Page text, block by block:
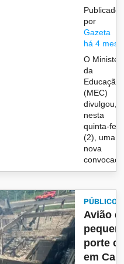
Publicado
por
Gazeta
há 4
O
da
Educação
(MEC)
divulgou,
nesta
quinta-
(2), uma
nova
PÚBLICO
Avião
porte
em